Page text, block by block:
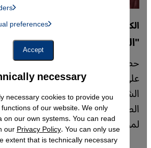
الكاتب الجزائري سعيد خطيبي
"الجزائر صحراء قاحلة بالنسبة
حصل المؤلف الجزائري سعيد
على جائزة الشيخ زايد المرموقة لِـ
الشاب 2023" عن روايته
الصحراء". الصحفية الألمانية
لموقع قنطرة.
necessary
necessary cookies to provide you
of our website. We only
our own systems. You can read
ourPrivacy Policy. You can only use
extent that is technically necessary.
Twitter Embed, Youtube Embed
Embed / Facebook Connect
Google Maps Embed
preferences
Accept